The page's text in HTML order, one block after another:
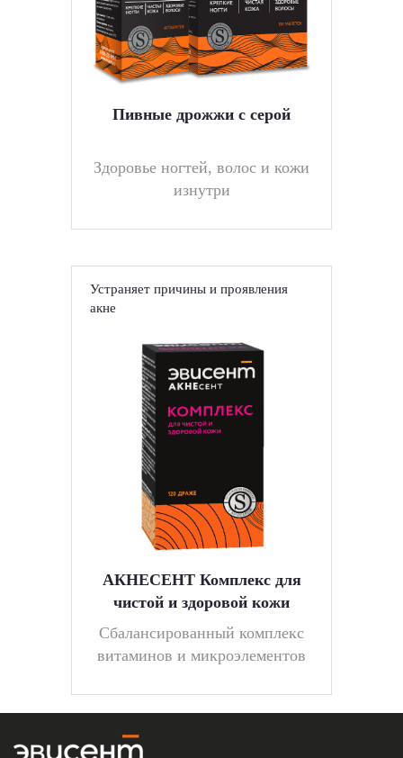
Пивные дрожжи с серой
Здоровье ногтей, волос и кожи
изнутри
Устраняет причины и проявления
акне
АКНЕСЕНТ Комплекс для
чистой и здоровой кожи
Cбалансированный комплекс
витаминов и микроэлементов